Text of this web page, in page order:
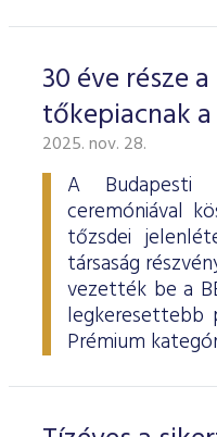
30 éve része
tőkepiacnak
2025. nov. 28.
A Budapesti
ceremóniával
tőzsdei
társaság
vezették be a
legkeresettebb
Prémium